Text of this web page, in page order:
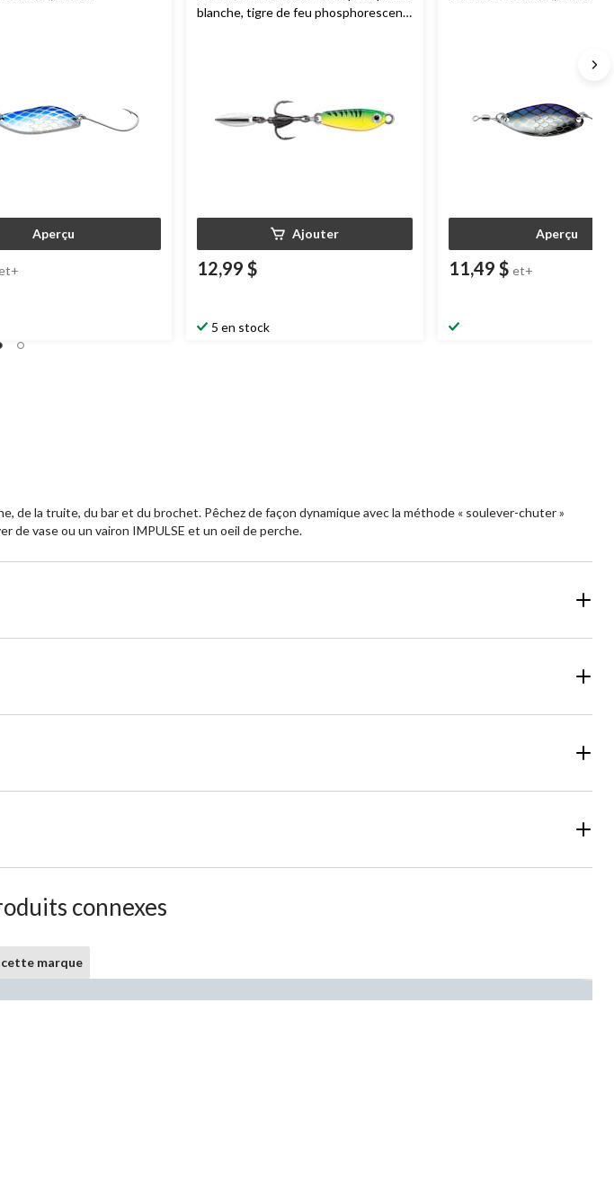
Aperçu
blanche, tigre de feu phosphorescent,
Ajouter
12,99 $
5 en stock
Aperçu
11,49 $ et+
de la truite, du bar et du brochet. Pêchez de façon dynamique avec la méthode « soulever-chuter »
de vase ou un vairon IMPULSE et un oeil de perche.
connexes
cette marque